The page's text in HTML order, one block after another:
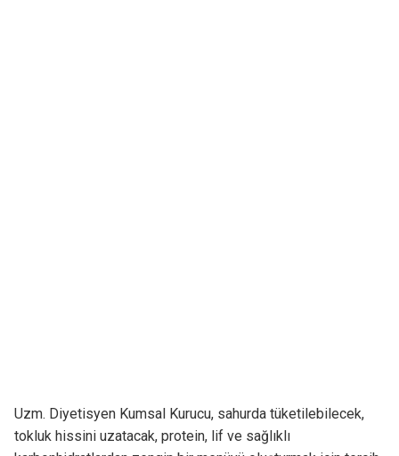
Uzm. Diyetisyen Kumsal Kurucu, sahurda tüketilebilecek,
tokluk hissini uzatacak, protein, lif ve sağlıklı